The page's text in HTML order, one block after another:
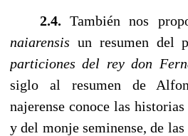
2.4. También nos
naiarensis un resumen del
particiones del rey don
siglo al resumen de
najerense conoce las
y del monje seminense, de las